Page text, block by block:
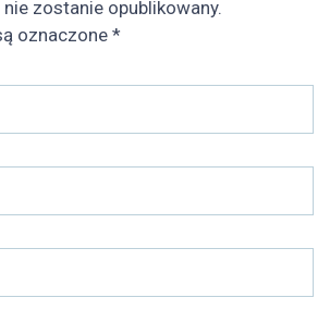
zostanie opublikowany.
oznaczone *